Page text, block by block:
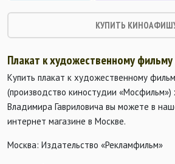
КУПИТЬ
Плакат к художественному
Купить плакат к художественному
(производство киностудии
Владимира Гавриловича вы можете в
интернет магазине в Москве.
Москва: Издательство «Рекламфильм»